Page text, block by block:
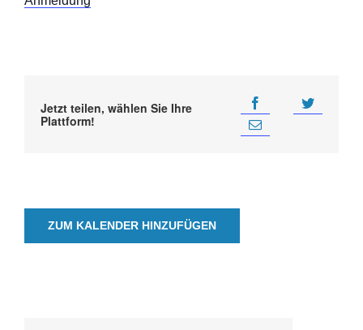
Jetzt teilen, wählen Sie Ihre
Plattform!
ZUM KALENDER HINZUFÜGEN